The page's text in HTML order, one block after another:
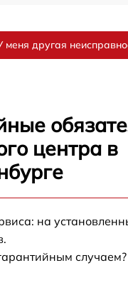
меня другая
центра в
на
случаем?